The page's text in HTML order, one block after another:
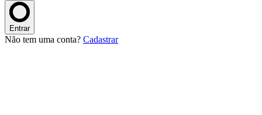
Entrar
Não tem uma conta? Cadastrar